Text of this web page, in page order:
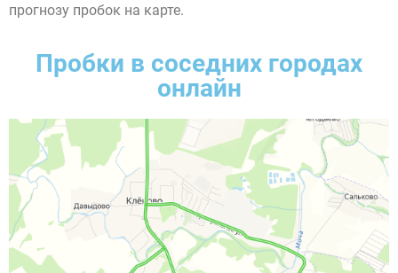
прогнозу пробок на карте.
Пробки в соседних городах
онлайн